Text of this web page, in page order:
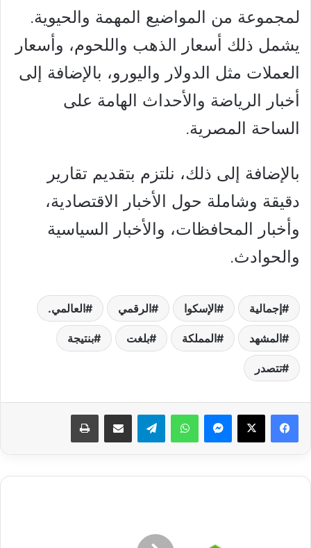
لمجموعة من المواضيع المهمة والحيوية.
يشمل ذلك أسعار الذهب واللحوم، وأسعار
العملات مثل الدولار واليورو، بالإضافة إلى
أخبار الرياضة والأحداث الهامة على
الساحة المصرية.
بالإضافة إلى ذلك، نلتزم بتقديم تقارير
دقيقة وشاملة حول الأخبار الاقتصادية،
وأخبار المحافظات، والأخبار السياسية
والحوادث.
إجمالية الإسكوا الرقمي العالمي.
المشهد المملكة بلغت بنتيجة
تتصدر
فيسبوك ‫X ماسنجر واتساب تيلقرام مشاركة عبر البريد طباعة